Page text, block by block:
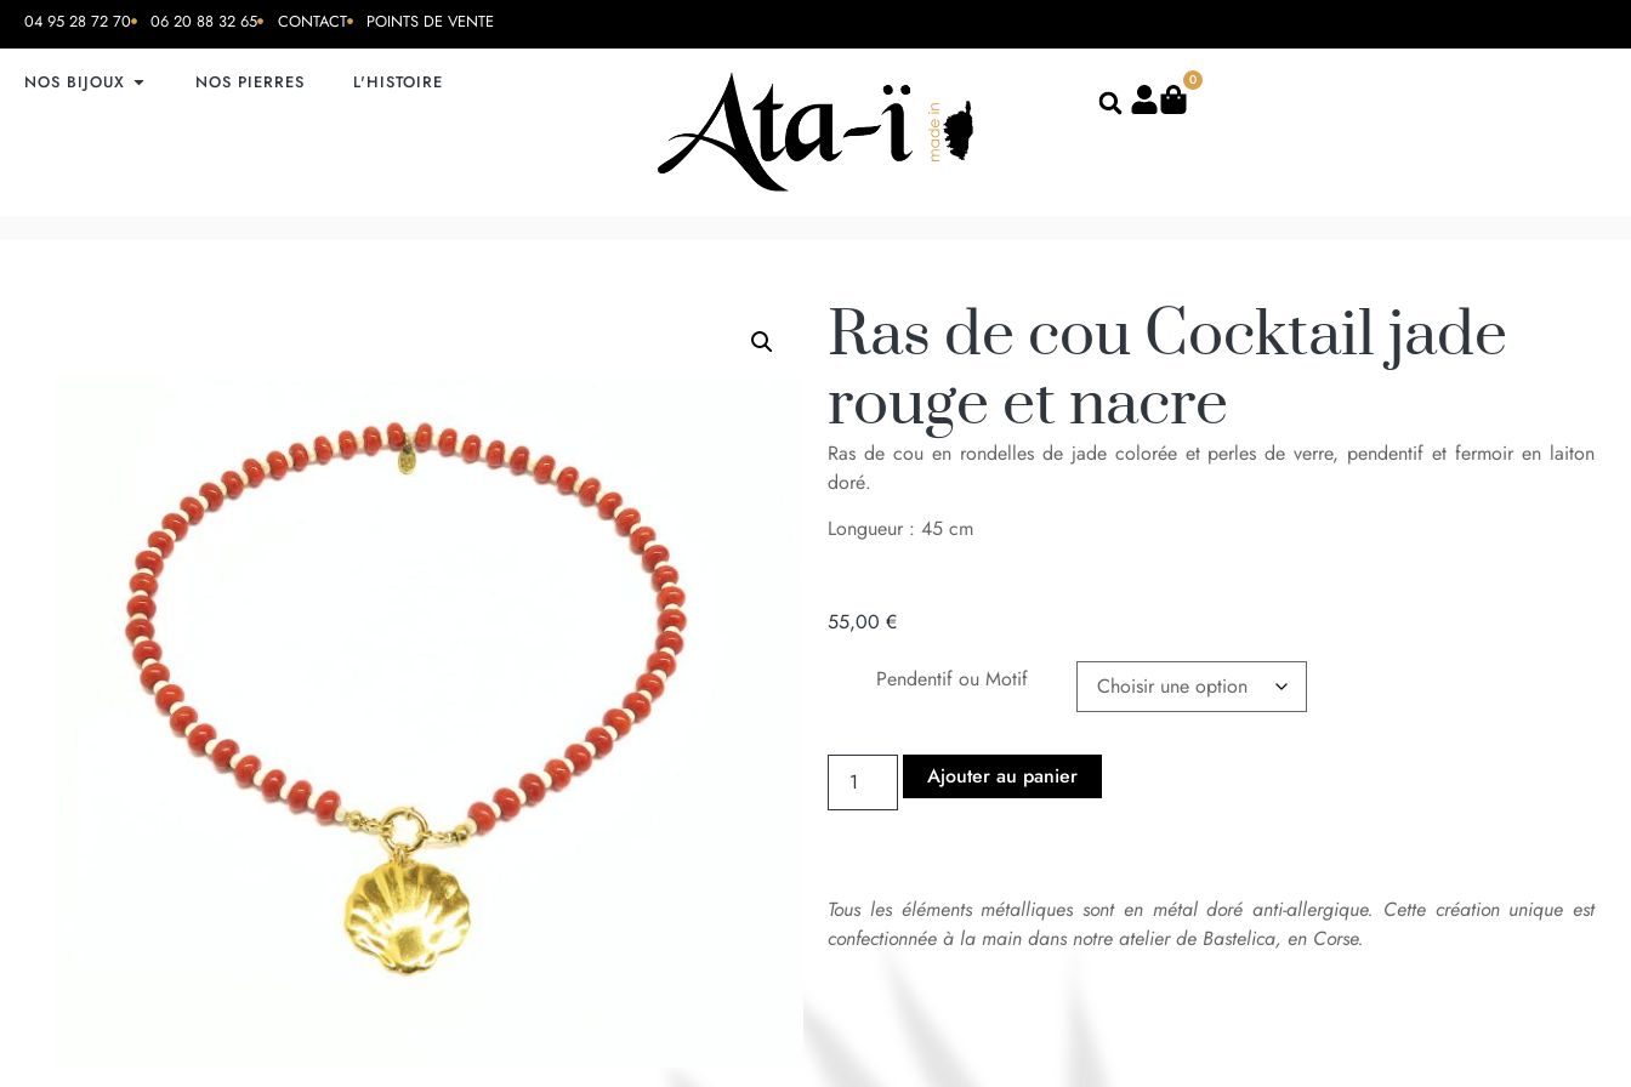
04 95 28 72 70 06 20 88 32 65 CONTACT POINTS DE VENTE
NOS BIJOUX NOS PIERRES L'HISTOIRE 0
Ras de cou Cocktail jade
rouge et nacre
Ras de cou en rondelles de jade colorée et perles de verre, pendentif et fermoir en laiton
doré.
Longueur : 45 cm
55,00 €
Pendentif ou Motif
Ajouter au panier
Tous les éléments métalliques sont en métal doré anti-allergique. Cette création unique est
confectionnée à la main dans notre atelier de Bastelica, en Corse.